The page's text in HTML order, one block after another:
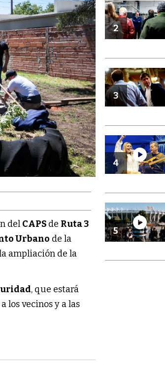
del CAPS de Ruta 3
Urbano de la
ampliación de la
, que estará
los vecinos y a las
2
3
4
5